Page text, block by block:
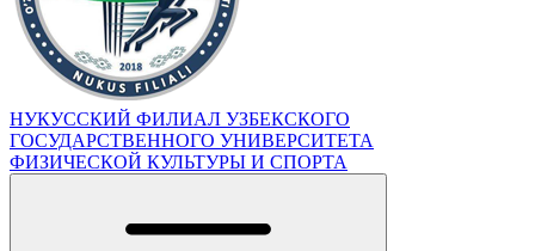
НУКУССКИЙ ФИЛИАЛ УЗБЕКСКОГО
ГОСУДАРСТВЕННОГО УНИВЕРСИТЕТА
ФИЗИЧЕСКОЙ КУЛЬТУРЫ И СПОРТА